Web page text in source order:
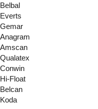
Belbal
Everts
Gemar
Anagram
Amscan
Qualatex
Conwin
Hi-Float
Belcan
Koda